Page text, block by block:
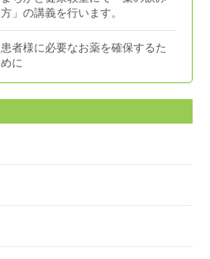
方」の講義を行います。
患者様に必要なお薬を確保するた
めに